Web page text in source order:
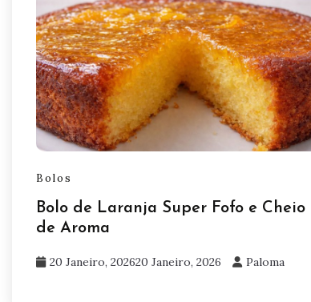
Bolos
Bolo de Laranja Super Fofo e Cheio
de Aroma
20 Janeiro, 202620 Janeiro, 2026 Paloma